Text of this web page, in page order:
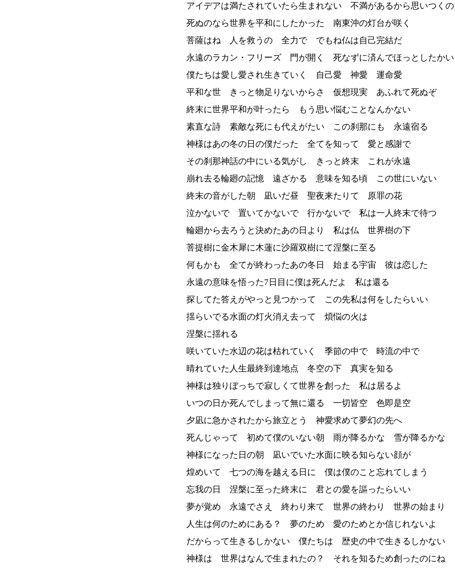
アイデアは満たされていたら生まれない 不満があるから思いつく
死ぬのなら世界を平和にしたかった 南東沖の灯台が咲く
菩薩はね 人を救うの 全力で でもね仏は自己完結だ
永遠のラカン・フリーズ 門が開く 死なずに済んでほっとしたか
僕たちは愛し愛され生きていく 自己愛 神愛 運命愛
平和な世 きっと物足りないからさ 仮想現実 あふれて死ぬぞ
終末に世界平和が叶ったら もう思い悩むことなんかない
素直な詩 素敵な死にも代えがたい この刹那にも 永遠宿る
神様はあの冬の日の僕だった 全てを知って 愛と感謝で
その刹那神話の中にいる気がし きっと終末 これが永遠
崩れ去る輪廻の記憶 遠ざかる 意味を知る頃 この世にいない
終末の音がした朝 凪いだ昼 聖夜来たりて 原罪の花
泣かないで 置いてかないで 行かないで 私は一人終末で待つ
輪廻から去ろうと決めたあの日より 私は仏 世界樹の下
菩提樹に金木犀に木蓮に沙羅双樹にて涅槃に至る
何もかも 全てが終わったあの冬日 始まる宇宙 彼は恋した
永遠の意味を悟った7日目に僕は死んだよ 私は還る
探してた答えがやっと見つかって この先私は何をしたらいい
揺らいでる水面の灯火消え去って 煩悩の火は
涅槃に揺れる
咲いていた水辺の花は枯れていく 季節の中で 時流の中で
晴れていた人生最終到達地点 冬空の下 真実を知る
神様は独りぼっちで寂しくて世界を創った 私は居るよ
いつの日か死んでしまって無に還る 一切皆空 色即是空
夕凪に急かされたから旅立とう 神愛求めて夢幻の先へ
死んじゃって 初めて僕のいない朝 雨が降るかな 雪が降るかな
神様になった日の朝 凪いでいた水面に映る知らない顔が
煌めいて 七つの海を越える日に 僕は僕のこと忘れてしまう
忘我の日 涅槃に至った終末に 君との愛を謳ったらいい
夢が覚め 永遠でさえ 終わり来て 世界の終わり 世界の始まり
人生は何のためにある？ 夢のため 愛のためとか信じれないよ
だからって生きるしかない 僕たちは 歴史の中で生きるしかない
神様は 世界はなんで生まれたの？ それを知るため創ったのにね